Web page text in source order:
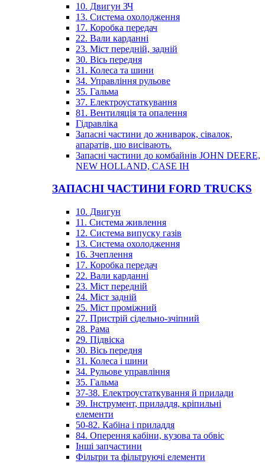
10. Двигун ЗЧ
13. Система охолодження
17. Коробка передач
22. Вали карданні
23. Міст передній, задній
30. Вісь передня
31. Колеса та шини
34. Управління рульове
35. Гальма
37. Електроустаткування
81. Вентиляція та опалення
Гідравліка
Запасні частини до жниварок, сівалок,
апаратів, що висівають.
Запасні частини до комбайнів JOHN DEERE,
NEW HOLLAND, CASE IH
ЗАПАСНІ ЧАСТИНИ FORD TRUCKS
10. Двигун
11. Система живлення
12. Система випуску газів
13. Система охолодження
16. Зчеплення
17. Коробка передач
22. Вали карданні
23. Міст передній
24. Міст задній
25. Міст проміжний
27. Пристрій сідельно-зчіпний
28. Рама
29. Підвіска
30. Вісь передня
31. Колеса і шини
34. Рульове управління
35. Гальма
37-38. Електроустаткування й прилади
39. Інструмент, приладдя, кріпильні
елементи
50-82. Кабіна і приладдя
84. Оперення кабіни, кузова та обвіс
Інші запчастини
Фільтри та фільтруючі елементи